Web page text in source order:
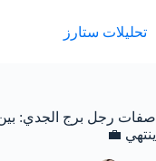
المحتوى
تحليلات ستارز
صفات رجل برج الجدي: بين
ينتهي 💼